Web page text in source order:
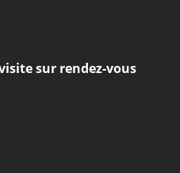
sur rendez-vous